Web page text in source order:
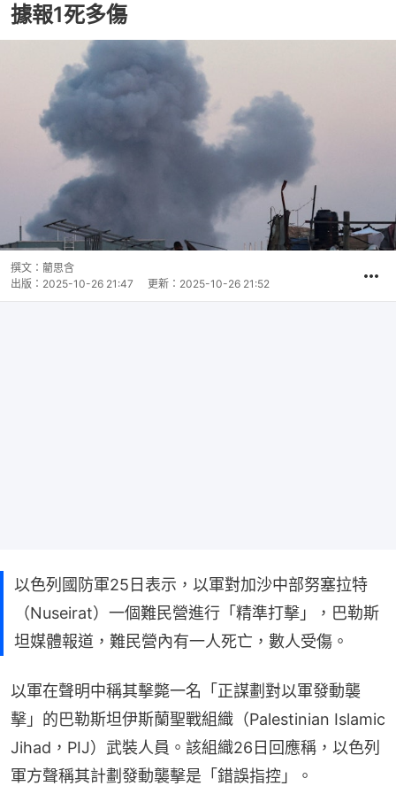
據報1死多傷
撰文： 藺思含
出版： 2025-10-26 21:47 更新： 2025-10-26 21:52
以色列國防軍25日表示，以軍對加沙中部努塞拉特
（Nuseirat）一個難民營進行「精準打擊」，巴勒斯
坦媒體報道，難民營內有一人死亡，數人受傷。
以軍在聲明中稱其擊斃一名「正謀劃對以軍發動襲
擊」的巴勒斯坦伊斯蘭聖戰組織（Palestinian Islamic
Jihad，PIJ）武裝人員。該組織26日回應稱，以色列
軍方聲稱其計劃發動襲擊是「錯誤指控」。